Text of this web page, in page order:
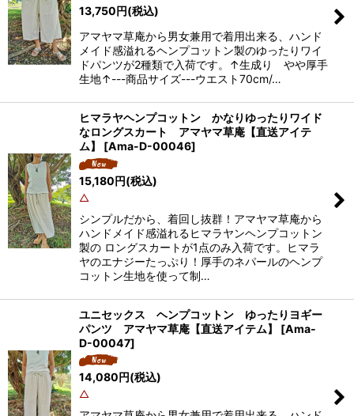
13,750円(税込)
アマヤマ草庵から男女兼用で着用出来る、ハンド
メイド感溢れるヘンプコットン製のゆったりワイ
ドパンツが2種類で入荷です。↑生成り やや厚手
生地↑---商品サイズ---ウエスト70cm/…
ヒマラヤヘンプコットン かなりゆったりワイド
なロングスカート アマヤマ草庵【直送アイテ
ム】
[Ama-D-00046]
15,180円(税込)
△
シンプルだから、着回し抜群！アマヤマ草庵から
ハンドメイド感溢れるヒマラヤンヘンプコットン
製の ロングスカートが1点のみ入荷です。ヒマラ
ヤのエナジーたっぷり！厚手のネパールのヘンプ
コットン生地を使って制…
ユニセックス ヘンプコットン ゆったりヨギー
パンツ アマヤマ草庵【直送アイテム】
[Ama-
D-00047]
14,080 円(税込)
△